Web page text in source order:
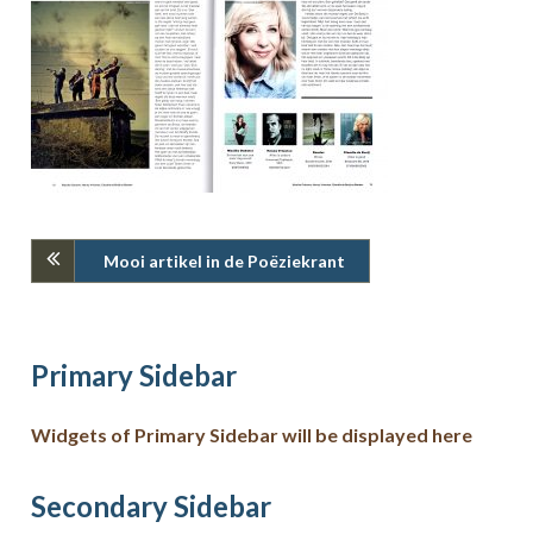
Mooi artikel in de Poëziekrant
Primary Sidebar
Widgets of Primary Sidebar will be displayed here
Secondary Sidebar